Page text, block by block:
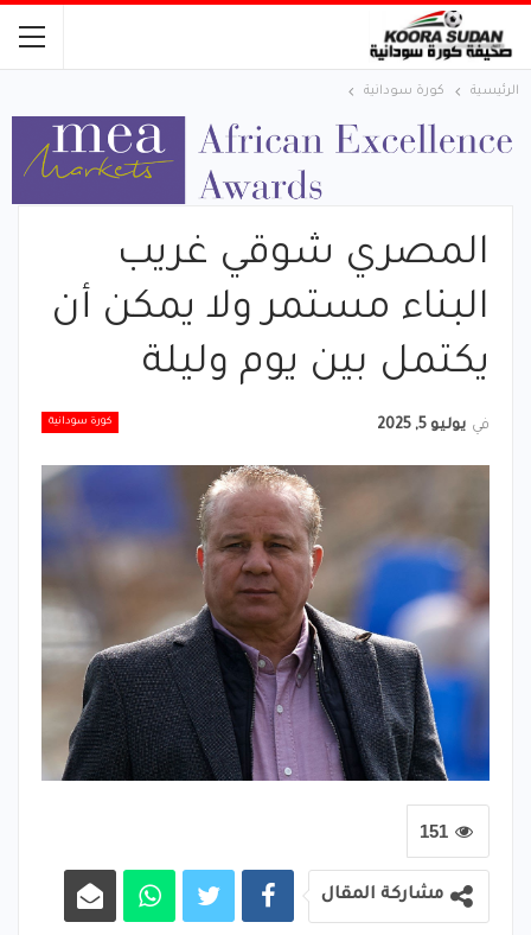
الرئيسية كورة سودانية
المصري شوقي غريب
البناء مستمر ولا يمكن أن
يكتمل بين يوم وليلة
كورة سودانية في يوليو 5, 2025
151
مشاركة المقال